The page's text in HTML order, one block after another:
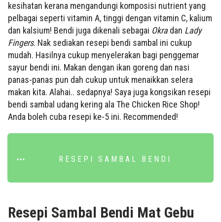
kesihatan kerana mengandungi komposisi nutrient yang
pelbagai seperti vitamin A, tinggi dengan vitamin C, kalium
dan kalsium! Bendi juga dikenali sebagai Okradan Lady
Fingers. Nak sediakan resepi bendi sambal ini cukup
mudah. Hasilnya cukup menyelerakan bagi penggemar
sayur bendi ini. Makan dengan ikan goreng dan nasi
panas-panas pun dah cukup untuk menaikkan selera
makan kita. Alahai.. sedapnya! Saya juga kongsikan resepi
bendi sambal udang kering ala The Chicken Rice Shop!
Anda boleh cuba resepi ke-5 ini. Recommended!
RESEPI SAMBAL BENDI
Resepi Sambal Bendi Mat Gebu